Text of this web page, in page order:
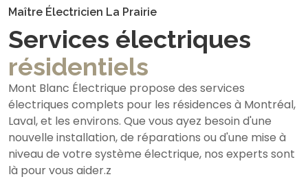
Maître Électricien La Prairie
Services électriques
résidentiels
Mont Blanc Électrique propose des services
électriques complets pour les résidences à Montréal,
Laval, et les environs. Que vous ayez besoin d'une
nouvelle installation, de réparations ou d'une mise à
niveau de votre système électrique, nos experts sont
là pour vous aider.z